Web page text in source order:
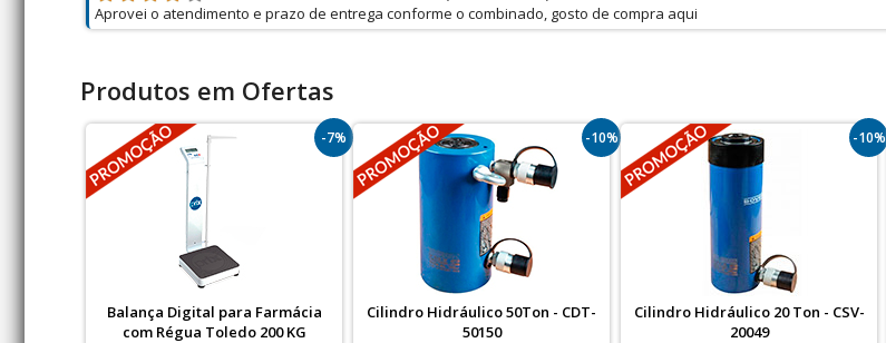
Aprovei o atendimento e prazo de entrega conforme o combinado, gosto de compra aqui
Produtos em Ofertas
-7%
Balança Digital para Farmácia
com Régua Toledo 200 KG
-10%
Cilindro Hidráulico 50Ton - CDT-
50150
-10%
Cilindro Hidráulico 20 Ton - CSV-
20049